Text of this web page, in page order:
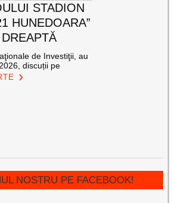
STADION
HUNEDOARA”
de Investiţii, au
discuții pe
NOSTRU PE FACEBOOK!